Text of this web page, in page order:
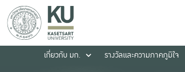
เกี่ยวกับ มก.
รางวัลและความภาคภูมิใจ